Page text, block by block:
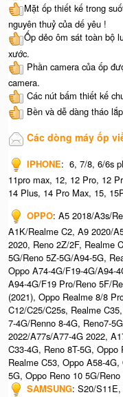
Mặt ốp thiết kế trong
nguyên thuỷ của dế yêu !
Ốp dẻo ôm sát toàn bộ
xước.
Phần camera của ốp
camera.
Các nút bấm thiết kế
Bền và dễ dàng tháo
Các dòng máy ốp
IPHONE: 6, 7/8, 6/6s
11pro max, 12, 12 Pro, 12
14 Plus, 14 Pro Max, 15,
OPPO: A5 2018/A3s/
A1K/Realme C2, A9 2020/
2020, Reno 2Z/2F, Realme
5G/Reno 5Z-5G/A94-5G,
Oppo A74-4G/F19-4G/A94-
A94-4G/F19 Pro/Reno 5F/
(2021), Oppo Realme 8/8
C12/C25/C25s, Realme
7-4G/Renno 8-4G, Reno7-
2022/A77s/A77-4G 2022,
C33-4G, Reno 8T-5G,
Realme C53, Oppo A58-
5G, Oppo Reno 10 5G/
SAMSUNG: S20/